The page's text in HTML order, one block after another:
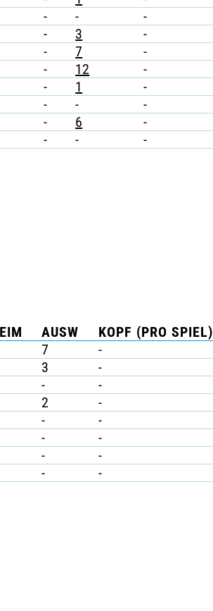
- - -
- 3 -
- 7 -
- 12 -
- 1 -
- - -
- 6 -
- - -
AUSW KOPF (PRO SPIEL)
7 -
3 -
- -
2 -
- -
- -
- -
- -